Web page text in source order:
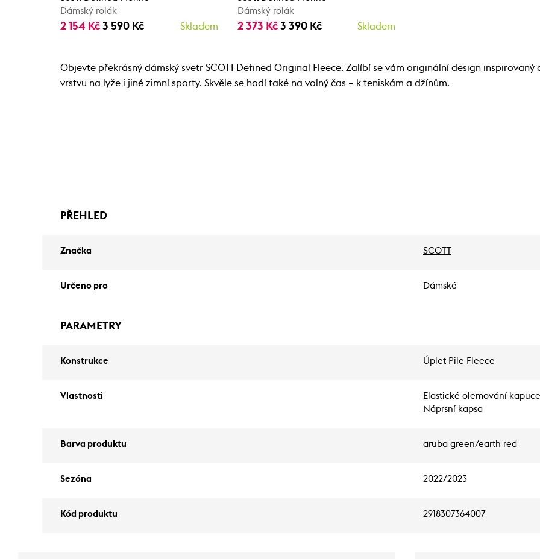
Dámský rolák
2 154 Kč 3 590 Kč Skladem
Dámský rolák
2 373 Kč 3 390 Kč Skladem
Objevte překrásný dámský svetr SCOTT Defined Original Fleece. Zalíbí se vám originální design
vrstvu na lyže i jiné zimní sporty. Skvěle se hodí také na volný čas – k teniskám a džínům.
PŘEHLED
Značka SCOTT
Určeno pro Dámské
PARAMETRY
Konstrukce Úplet Pile Fleece
Vlastnosti
Elastické olemování
Náprsní kapsa
Barva produktu aruba green/earth red
Sezóna 2022/2023
Kód produktu 2918307364007